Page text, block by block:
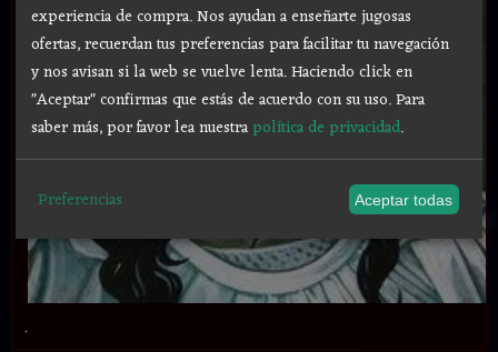
.
experiencia de compra. Nos ayudan a enseñarte jugosas
ofertas, recuerdan tus preferencias para facilitar tu navegación
y nos avisan si la web se vuelve lenta. Haciendo click en
"Aceptar" confirmas que estás de acuerdo con su uso.Para
saber más, por favor lea nuestrapolítica de privacidad.
Preferencias Aceptar todas